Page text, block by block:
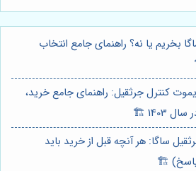
بخریم یا نه؟ راهنمای جامع انتخاب
کنترل جرثقیل: راهنمای جامع خرید،
1403 🏗️
ساگا: هر آنچه قبل از خرید باید
🏗️